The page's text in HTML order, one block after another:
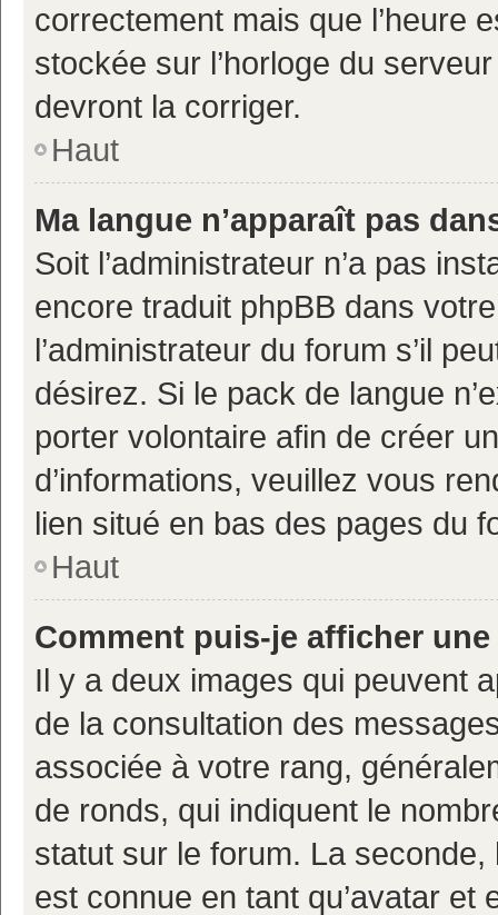
correctement mais que l’heure
stockée sur l’horloge du
devront la corriger.
Haut
Ma langue n’apparaît pas
Soit l’administrateur n’a pas
encore traduit phpBB dans
l’administrateur du forum s’il
désirez. Si le pack de langue
porter volontaire afin de créer
d’informations, veuillez vous
lien situé en bas des pages du
Haut
Comment puis-je afficher
Il y a deux images qui peuvent
de la consultation des
associée à votre rang,
de ronds, qui indiquent le
statut sur le forum. La
est connue en tant qu’avatar et